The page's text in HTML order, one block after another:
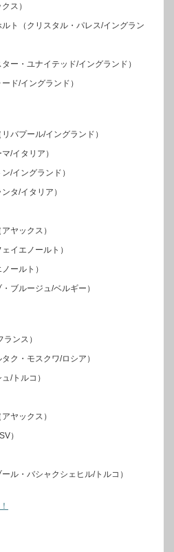
ス）
ト（クリスタル・パレス/イングラン
ー・ユナイテッド/イングランド）
ド/イングランド）
バプール/イングランド）
/イタリア）
/イングランド）
タ/イタリア）
ヤックス）
イエノールト）
ールト）
ブルージュ/ベルギー）
ンス）
ク・モスクワ/ロシア）
/トルコ）
ヤックス）
）
ル・バシャクシェヒル/トルコ）